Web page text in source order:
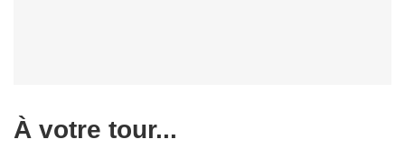
À votre tour...